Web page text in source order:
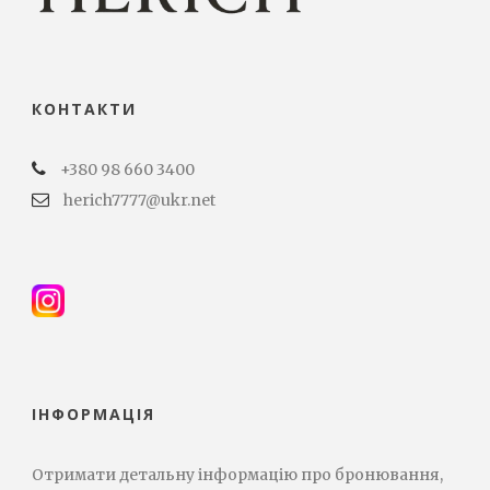
КОНТАКТИ
+380 98 660 3400
herich7777@ukr.net
ІНФОРМАЦІЯ
Отримати детальну інформацію про бронювання,